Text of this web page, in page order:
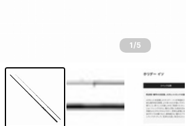
1/5